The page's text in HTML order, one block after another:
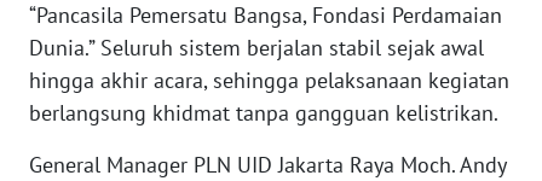
“Pancasila Pemersatu Bangsa, Fondasi Perdamaian
Dunia.” Seluruh sistem berjalan stabil sejak awal
hingga akhir acara, sehingga pelaksanaan kegiatan
berlangsung khidmat tanpa gangguan kelistrikan.
General Manager PLN UID Jakarta Raya Moch. Andy
WN
SUMUT
WN